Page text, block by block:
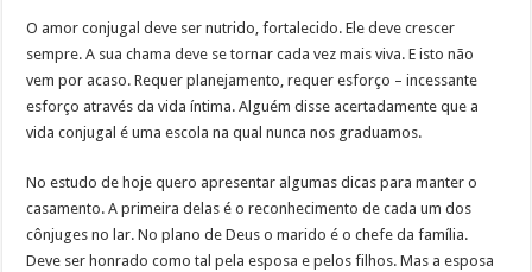
O amor conjugal deve ser nutrido, fortalecido. Ele deve crescer
sempre. A sua chama deve se tornar cada vez mais viva. E isto não
vem por acaso. Requer planejamento, requer esforço – incessante
esforço através da vida íntima. Alguém disse acertadamente que a
vida conjugal é uma escola na qual nunca nos graduamos.
No estudo de hoje quero apresentar algumas dicas para manter o
casamento. A primeira delas é o reconhecimento de cada um dos
cônjuges no lar. No plano de Deus o marido é o chefe da família.
Deve ser honrado como tal pela esposa e pelos filhos. Mas a esposa